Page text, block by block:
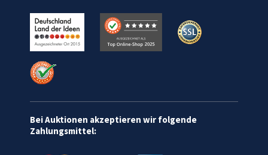
Bei Auktionen akzeptieren wir folgende
Zahlungsmittel: